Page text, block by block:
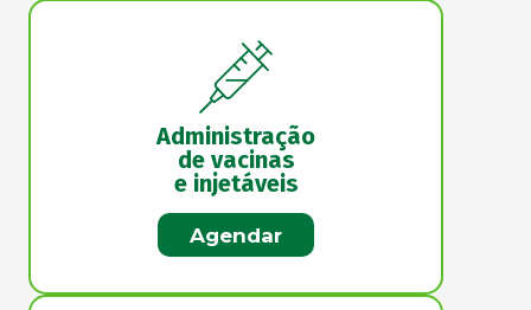
Administração
de vacinas
e injetáveis
Agendar